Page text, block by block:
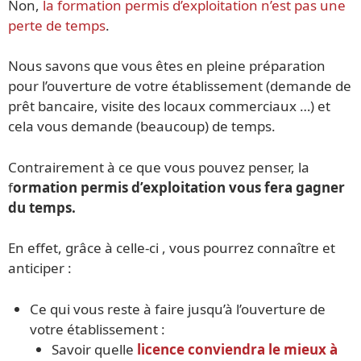
Non, la formation permis d’exploitation n’est pas une
perte de temps.
Nous savons que vous êtes en pleine préparation
pour l’ouverture de votre établissement (demande de
prêt bancaire, visite des locaux commerciaux …) et
cela vous demande (beaucoup) de temps.
Contrairement à ce que vous pouvez penser, la
formation permis d’exploitation vous fera gagner
du temps.
En effet, grâce à celle-ci , vous pourrez connaître et
anticiper :
Ce qui vous reste à faire jusqu’à l’ouverture de
votre établissement :
Savoir quelle licence conviendra le mieux à